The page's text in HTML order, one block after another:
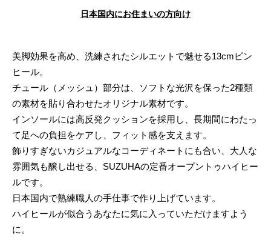
日本国内にお住まいの方向け
美脚効果を高め、洗練されたシルエットで魅せる13cmピン
ヒール。
チュール（メッシュ）部分は、ソフトな光沢を保った2種類
の素材を貼り合わせたオリジナル素材です。
インソールには高反発クッションを採用し、長期間にわたっ
て足への負担をケアし、フィット感を支えます。
飾りすぎないカジュアルなコーディネートにも合い、大人な
雰囲気も醸し出せる、SUZUHAの定番オープントゥハイヒー
ルです。
日本国内で熟練職人の手仕事で作り上げています。
ハイヒールが似合うあなたに気に入っていただけますよう
に。